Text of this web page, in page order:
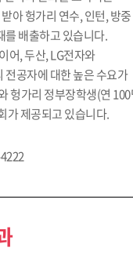
아 헝가리 연수, 인턴, 방중
를 배출하고 있습니다.
어, 두산, LG전자와
전공자에 대한 높은 수요가
헝가리 정부장학생(연
가 제공되고 있습니다.